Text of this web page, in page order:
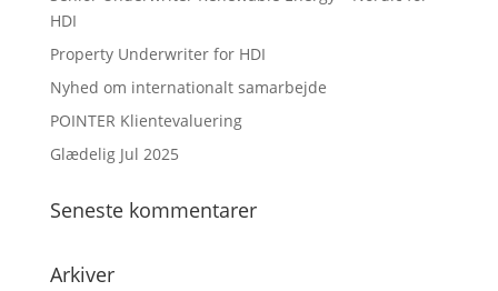
HDI
Property Underwriter for HDI
Nyhed om internationalt samarbejde
POINTER Klientevaluering
Glædelig Jul 2025
Seneste kommentarer
Arkiver